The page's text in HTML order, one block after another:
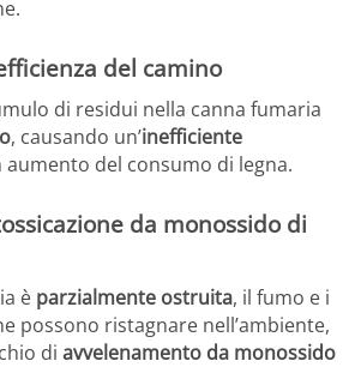
del camino
di residui nella canna fumaria
, causando un’inefficiente
aumento del consumo di legna.
da monossido di
è parzialmente ostruita, il fumo e i
possono ristagnare nell’ambiente,
di avvelenamento da monossido